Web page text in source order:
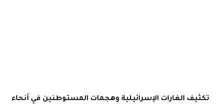
تكثيف الغارات الإسرائيلية وهجمات المستوطنين في أنحاء